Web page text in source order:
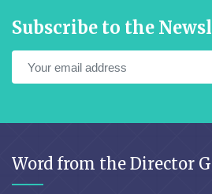
Subscribe to the
Word from the Director